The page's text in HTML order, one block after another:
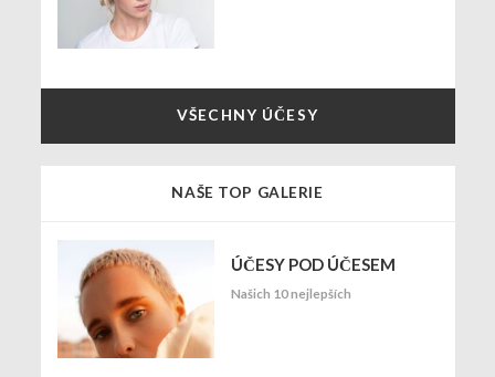
VŠECHNY ÚČESY
NAŠE TOP GALERIE
ÚČESY POD ÚČESEM
Našich 10 nejlepších